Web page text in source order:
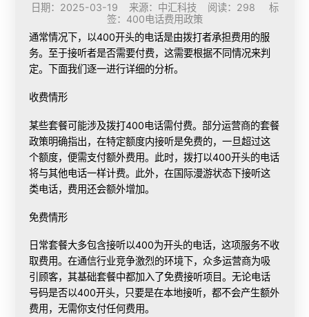
日期：2025-03-19 来源：中汇科技 阅读：298 标
签： 400电话费用政策
通常情况下，以400开头的电话是由拨打者承担费用的服
务。至于接听者是否需要付费，这需要根据不同情况来判
定。下面我们逐一进行详细的分析。
收费情形
某些套餐可能涉及拨打400电话需付费。部分运营商的套餐
政策明确指出，在特定额度内接听是免费的，一旦超过这
个额度，便需支付额外费用。此时，拨打以400开头的电话
将与其他电话一样计费。此外，在国际漫游状态下接听这
类电话，费用还会额外增加。
免费情形
日常套餐大多包含接听以400为开头的电话，这项服务不收
取费用。在通信行业竞争激烈的环境下，众多运营商为吸
引顾客，其基础套餐中都加入了免费接听项目。无论电话
号码是否以400开头，只要是在本地接听，都不会产生额外
费用，无需你支付任何费用。